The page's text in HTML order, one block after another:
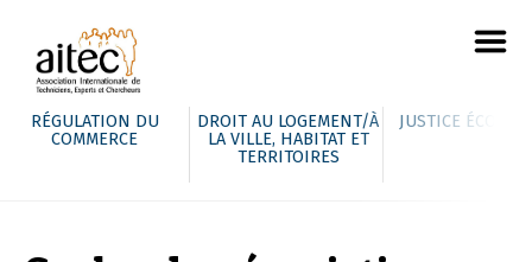
RÉGULATION DU
COMMERCE
DROIT AU LOGEMENT/À
LA VILLE, HABITAT ET
TERRITOIRES
JUSTICE